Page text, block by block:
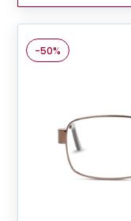
-50%